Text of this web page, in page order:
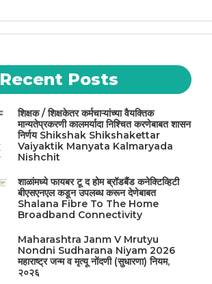
Recent Posts
शिक्षक / शिक्षकेतर कर्मचाऱ्यांच्या वैयक्तिक
मान्यतेप्रकरणी कालमर्यादा निश्चित करणेबाबत शासन
निर्णय Shikshak Shikshakettar
Vaiyaktik Manyata Kalmaryada
Nishchit
शाळांमध्ये फायबर टू द होम ब्रॉडबैंड कनेक्टिव्हिटी
बीएसएनएल कडून उपलब्ध करून देणेबाबत
Shalana Fibre To The Home
Broadband Connectivity
Maharashtra Janm V Mrutyu
Nondni Sudharana Niyam 2026
महाराष्ट्र जन्म व मृत्यू नोंदणी (सुधारणा) नियम,
२०२६